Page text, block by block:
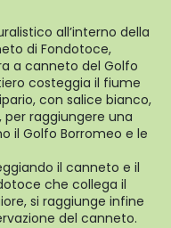
all’interno della
di Fondotoce,
a canneto del Golfo
costeggia il fiume
con salice bianco,
raggiungere una
il Golfo Borromeo e le
il canneto e il
che collega il
si raggiunge infine
del canneto.